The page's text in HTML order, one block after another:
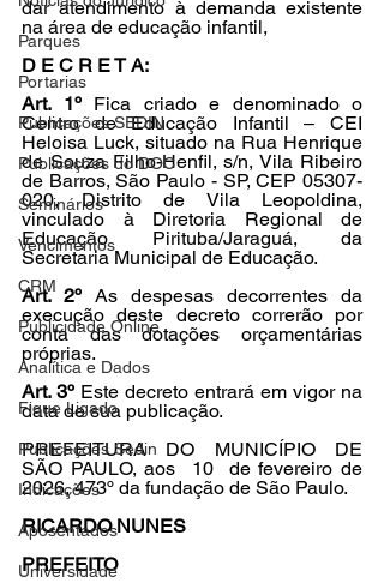
Parques
Portarias
Publicações SEDIN
Publicações do DOC
Seminários
Vencimentos
CRM
Publicidade Online
Analítica e Dados
Fique Ligado
Publicações Sedin
Indicações
Aposentados
Universidade
dar atendimento à demanda existente
na área de educação infantil,
D E C R E T A:
Art. 1º Fica criado e denominado o
Centro de Educação Infantil – CEI
Heloisa Luck, situado na Rua Henrique
de Souza Filho-Henfil, s/n, Vila Ribeiro
de Barros, São Paulo - SP, CEP 05307-
020, Distrito de Vila Leopoldina,
vinculado à Diretoria Regional de
Educação Pirituba/Jaraguá, da
Secretaria Municipal de Educação.
Art. 2º As despesas decorrentes da
execução deste decreto correrão por
conta das dotações orçamentárias
próprias.
Art. 3º Este decreto entrará em vigor na
data de sua publicação.
PREFEITURA DO MUNICÍPIO DE
SÃO PAULO, aos 10 de fevereiro de
2026, 473º da fundação de São Paulo.
RICARDO NUNES
PREFEITO